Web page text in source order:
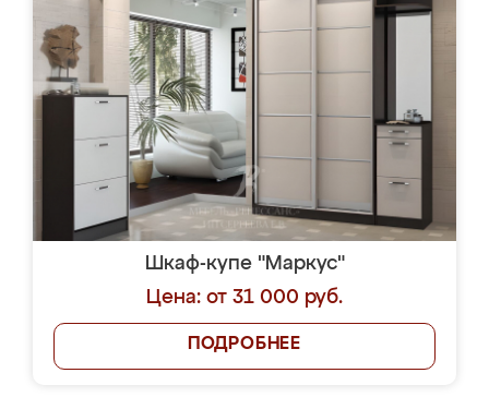
Шкаф-купе "Маркус"
Цена: от 31 000 руб.
ПОДРОБНЕЕ